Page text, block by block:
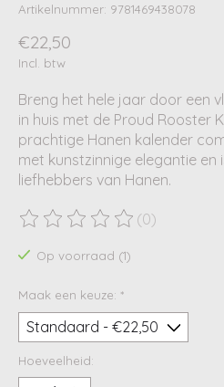
Artikelnummer: 9781469438078
€22,50
Incl. btw
Breng het hele jaar door een
in huis met de Proud Rooster
prachtige Hanen kalender
met kunstzinnige elegantie en
liefhebbers van Hanen.
De beoordeling van dit
(0)
Op voorraad (1)
Maak een keuze: *
Hoeveelheid: